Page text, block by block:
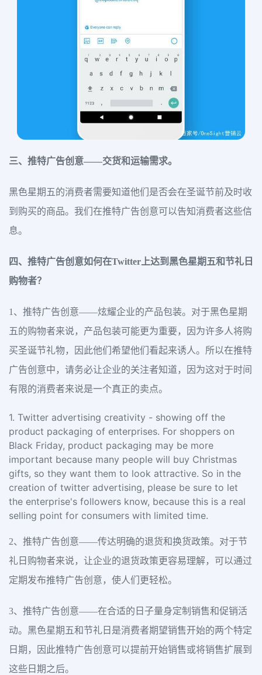
三、推特广告创意——交货和运输需求。
黑色星期五的消费者需要知道他们是否会在圣诞节前及时收
到购买的商品。我们在推特广告创意可以告知消费者这些信
息。
四、推特广告创意如何在Twitter上达到黑色星期五和节礼日
购物者？
1、推特广告创意——炫耀企业的产品包装。对于黑色星期
五的购物者来说，产品包装可能更为重要，因为许多人将购
买圣诞节礼物，因此他们希望他们看起来诱人。所以在推特
广告创意中，请务必让企业的关注者知道，因为这对于时间
有限的消费者来说是一个真正的卖点。
1. Twitter advertising creativity - showing off the
product packaging of enterprises. For shoppers on
Black Friday, product packaging may be more
important because many people will buy Christmas
gifts, so they want them to look attractive. So in the
creation of twitter advertising, please be sure to let
the enterprise's followers know, because this is a real
selling point for consumers with limited time.
2、推特广告创意——传达明确的退货和换货政策。对于节
礼日购物者来说，让企业的退货政策更容易理解，可以通过
定期发布推特广告创意，使人们更轻松。
3、推特广告创意——在合适的日子量身定制销售和促销活
动。黑色星期五和节礼日是消费者期望销售开始的两个特定
日期，因此推特广告创意可以提前开始销售或将销售扩展到
这些日期之后。